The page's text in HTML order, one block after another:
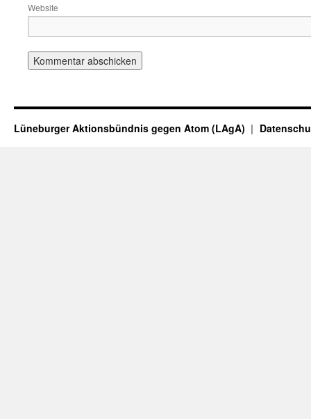
Website
Lüneburger Aktionsbündnis gegen Atom (LAgA)